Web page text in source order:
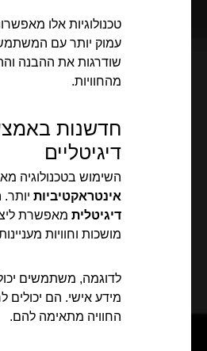
טכנולוגיות אלו
עמוק יותר עם
שודרגות את ההבנה
מהחוויות.
חדשנות
דיגיטליים
השימוש בטכנולוגיה
אינטראקטיביות יותר.
דיגיטלית מאפשרת
מושכות וחוויות
לדוגמה, משתמשים
מידע אישי. הם יכולים
החוויה מתאימה להם.